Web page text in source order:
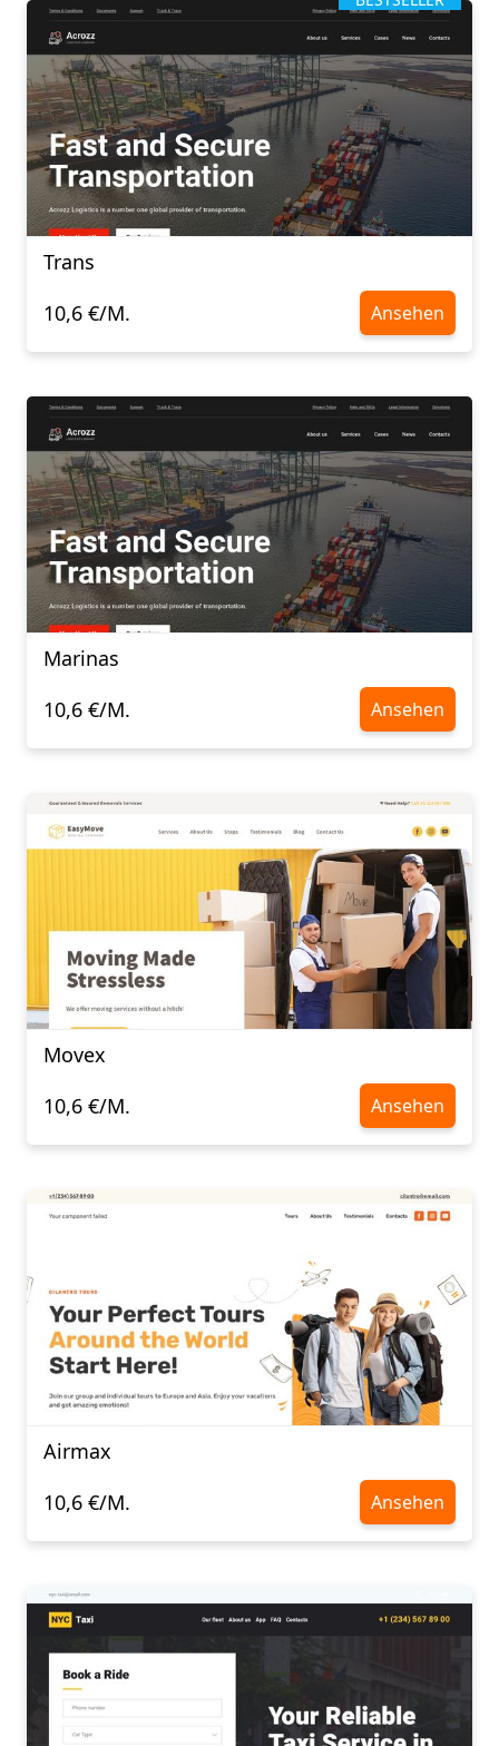
Trans
10,6 €/M.
Ansehen
Marinas
10,6 €/M.
Ansehen
Movex
10,6 €/M.
Ansehen
Airmax
10,6 €/M.
Ansehen